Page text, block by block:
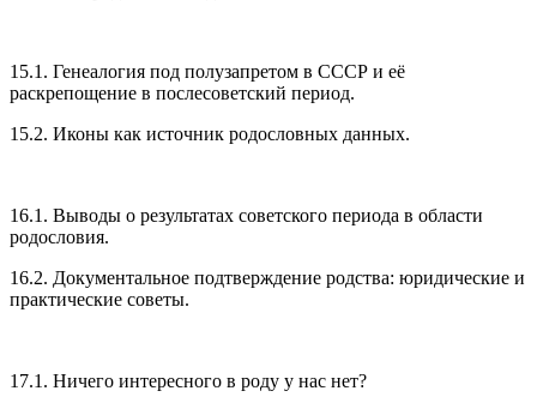
15.1. Генеалогия под полузапретом в СССР и её
раскрепощение в послесоветский период.
15.2. Иконы как источник родословных данных.
16.1. Выводы о результатах советского периода в области
родословия.
16.2. Документальное подтверждение родства: юридические и
практические советы.
17.1. Ничего интересного в роду у нас нет?